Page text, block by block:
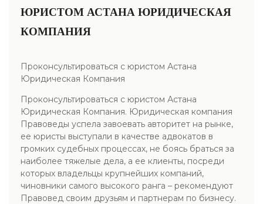
ЮРИСТОМ АСТАНА ЮРИДИЧЕСКАЯ
КОМПАНИЯ
Проконсультироваться с юристом Астана
Юридическая Компания
Проконсультироваться с юристом Астана
Юридическая Компания. Юридическая компания
Правоведы успела завоевать авторитет на рынке,
ее юристы выступали в качестве адвокатов в
громких судебных процессах, не боясь браться за
наиболее тяжелые дела, а ее клиенты, посреди
которых владельцы крупнейших компаний,
чиновники самого высокого ранга – рекомендуют
Правовед своим друзьям и партнерам по бизнесу.